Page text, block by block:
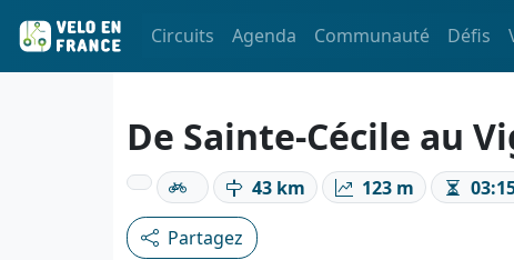
Circuits Agenda Communauté Défis
De Sainte-Cécile au
43 km 123 m
Partagez